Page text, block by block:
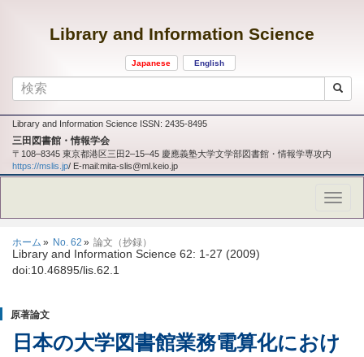
Library and Information Science
Japanese English
Library and Information Science ISSN: 2435-8495
三田図書館・情報学会
〒108‒8345 東京都港区三田2‒15‒45 慶應義塾大学文学部図書館・情報学専攻内
https://mslis.jp/ E-mail:mita-slis@ml.keio.jp
ホーム No. 62 論文（抄録）
Library and Information Science 62: 1-27 (2009)
doi:10.46895/lis.62.1
原著論文
日本の大学図書館業務電算化におけ